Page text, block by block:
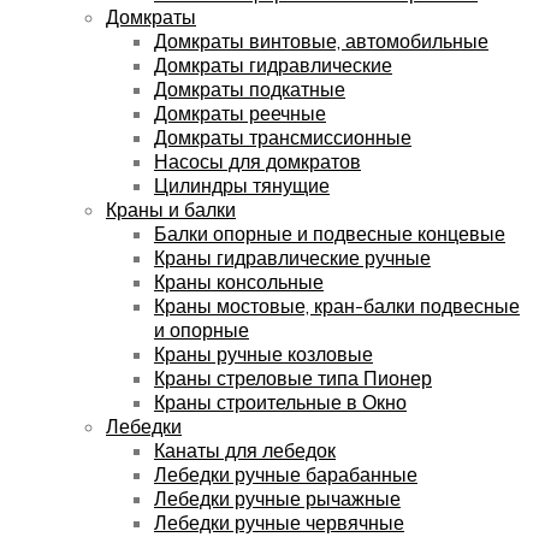
Домкраты
Домкраты винтовые, автомобильные
Домкраты гидравлические
Домкраты подкатные
Домкраты реечные
Домкраты трансмиссионные
Насосы для домкратов
Цилиндры тянущие
Краны и балки
Балки опорные и подвесные концевые
Краны гидравлические ручные
Краны консольные
Краны мостовые, кран-балки подвесные
и опорные
Краны ручные козловые
Краны стреловые типа Пионер
Краны строительные в Окно
Лебедки
Канаты для лебедок
Лебедки ручные барабанные
Лебедки ручные рычажные
Лебедки ручные червячные